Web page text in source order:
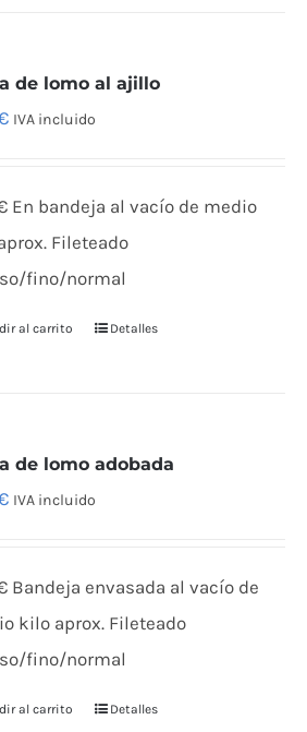
de lomo al ajillo
IVA incluido
En bandeja al vacío de medio
Fileteado
fino/normal
al carrito Detalles
de lomo adobada
IVA incluido
Bandeja envasada al vacío de
kilo aprox. Fileteado
fino/normal
al carrito Detalles